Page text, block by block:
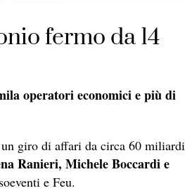
fermo da 14
operatori economici e più di
giro di affari da circa 60 miliardi
Ranieri, Michele Boccardi e
e Feu.